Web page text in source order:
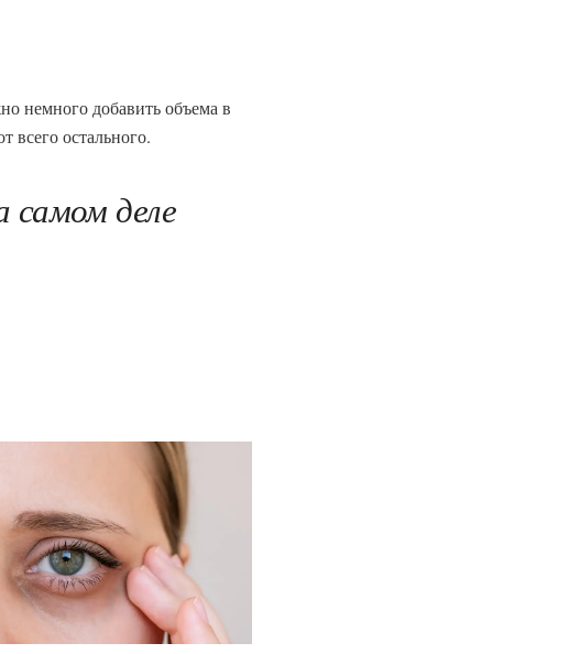
немного добавить объема в
всего остального.
самом деле